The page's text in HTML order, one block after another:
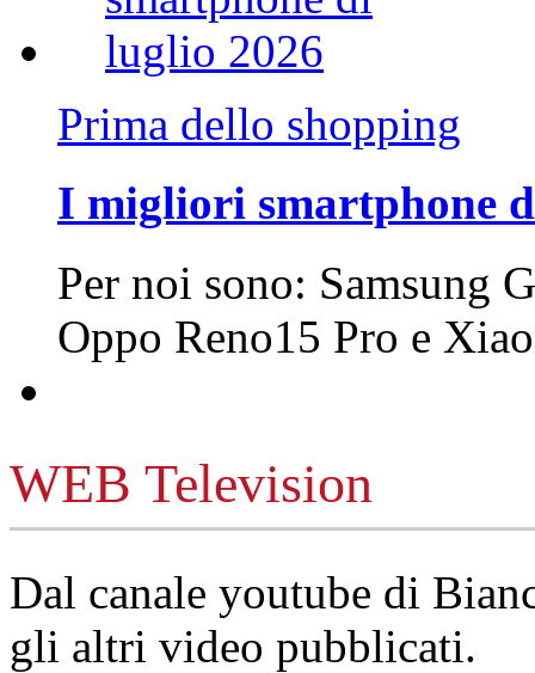
Prima dello shopping
I migliori smartphone
Per noi sono: Samsung
Oppo Reno15 Pro e
WEB Television
Dal canale youtube di
gli altri video pubblicati.